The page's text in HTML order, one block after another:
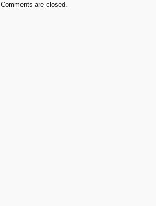
Comments are closed.